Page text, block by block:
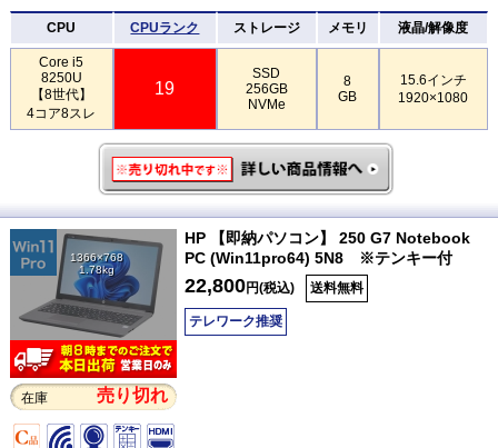
CPU CPUランク ストレージ メモリ 液晶/解像度
Core i5
8250U
【8世代】
4コア8スレ
19
SSD
256GB
NVMe
8
GB
15.6インチ
1920×1080
1366×768
1.78kg
在庫 売り切れ
HP 【即納パソコン】 250 G7 Notebook
PC (Win11pro64) 5N8 ※テンキー付
22,800円(税込) 送料無料
テレワーク推奨